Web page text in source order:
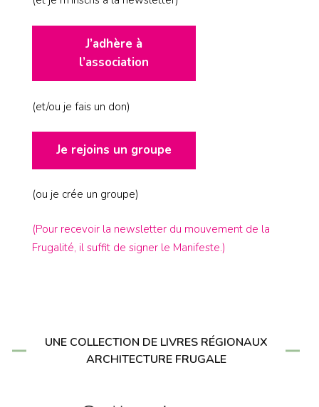
J’adhère à
l’association
(et/ou je fais un don)
Je rejoins un groupe
(ou je crée un groupe)
(Pour recevoir la newsletter du mouvement de la
Frugalité, il suffit de signer le Manifeste.)
UNE COLLECTION DE LIVRES RÉGIONAUX
ARCHITECTURE FRUGALE